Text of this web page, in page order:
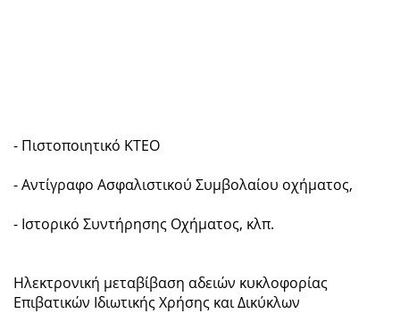
- Πιστοποιητικό ΚΤΕΟ
- Αντίγραφο Ασφαλιστικού Συμβολαίου οχήματος,
- Ιστορικό Συντήρησης Οχήματος, κλπ.
Ηλεκτρονική μεταβίβαση αδειών κυκλοφορίας
Επιβατικών Ιδιωτικής Χρήσης και Δικύκλων